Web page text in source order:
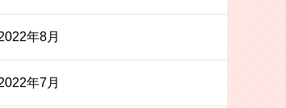
年8月
年7月